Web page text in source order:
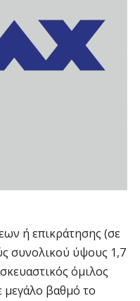
ή επικράτησης (σε
συνολικού ύψους 1,7
όμιλος
μεγάλο βαθμό το